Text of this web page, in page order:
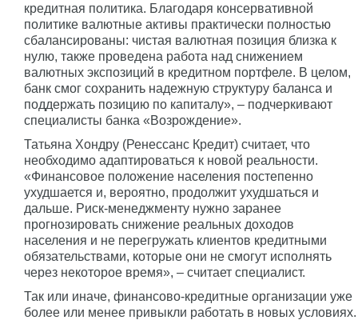
кредитная политика. Благодаря консервативной
политике валютные активы практически полностью
сбалансированы: чистая валютная позиция близка к
нулю, также проведена работа над снижением
валютных экспозиций в кредитном портфеле. В целом,
банк смог сохранить надежную структуру баланса и
поддержать позицию по капиталу», – подчеркивают
специалисты банка «Возрождение».
Татьяна Хондру (Ренессанс Кредит) считает, что
необходимо адаптироваться к новой реальности.
«Финансовое положение населения постепенно
ухудшается и, вероятно, продолжит ухудшаться и
дальше. Риск-менеджменту нужно заранее
прогнозировать снижение реальных доходов
населения и не перегружать клиентов кредитными
обязательствами, которые они не смогут исполнять
через некоторое время», – считает специалист.
Так или иначе, финансово-кредитные организации уже
более или менее привыкли работать в новых условиях.